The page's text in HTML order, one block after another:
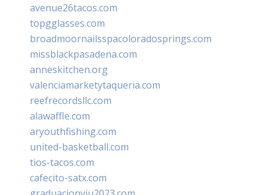
avenue26tacos.com
topgglasses.com
broadmoornailsspacoloradosprings.com
missblackpasadena.com
anneskitchen.org
valenciamarketytaqueria.com
reefrecordsllc.com
alawaffle.com
aryouthfishing.com
united-basketball.com
tios-tacos.com
cafecito-satx.com